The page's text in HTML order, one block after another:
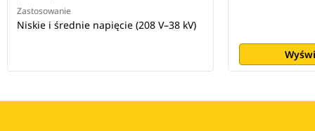
Zastosowanie
Niskie i średnie napięcie (208 V–38 kV)